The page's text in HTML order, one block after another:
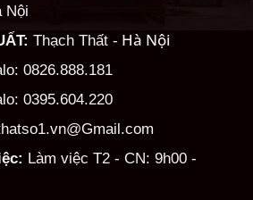
Nội
Thạch Thất - Hà Nội
0826.888.181
0395.604.220
Làm việc T2 - CN: 9h00 -